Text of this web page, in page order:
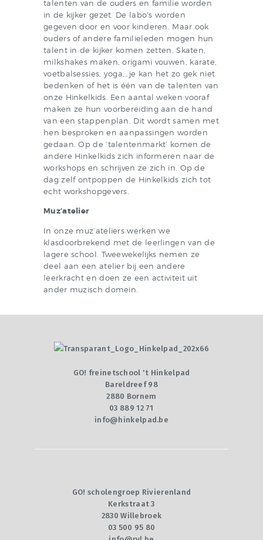
talenten van de ouders en familie worden
in de kijker gezet. De labo’s worden
gegeven door en voor kinderen. Maar ook
ouders of andere familieleden mogen hun
talent in de kijker komen zetten. Skaten,
milkshakes maken, origami vouwen, karate,
voetbalsessies, yoga,…je kan het zo gek niet
bedenken of het is één van de talenten van
onze Hinkelkids. Een aantal weken vooraf
maken ze hun voorbereiding aan de hand
van een stappenplan. Dit wordt samen met
hen besproken en aanpassingen worden
gedaan. Op de ’talentenmarkt’ komen de
andere Hinkelkids zich informeren naar de
workshops en schrijven ze zich in. Op de
dag zelf ontpoppen de Hinkelkids zich tot
echt workshopgevers.
Muz’atelier
In onze muz’ateliers werken we
klasdoorbrekend met de leerlingen van de
lagere school. Tweewekelijks nemen ze
deel aan een atelier bij een andere
leerkracht en doen ze een activiteit uit
ander muzisch domein.
GO! freinetschool 't Hinkelpad
Bareldreef 98
2880 Bornem
03 889 12 71
info@hinkelpad.be
GO! scholengroep Rivierenland
Kerkstraat 3
2830 Willebroek
03 500 95 80